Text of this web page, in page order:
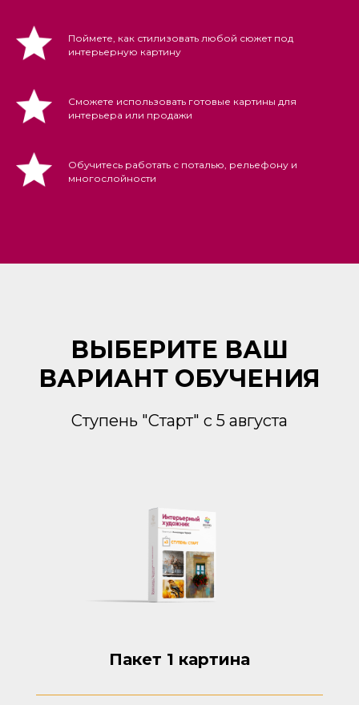
Поймете, как стилизовать любой сюжет под
интерьерную картину
Сможете использовать готовые картины для
интерьера или продажи
Обучитесь работать с поталью, рельефону и
многослойности
ВЫБЕРИТЕ ВАШ
ВАРИАНТ ОБУЧЕНИЯ
Ступень "Старт" с 5 августа
Пакет 1 картина